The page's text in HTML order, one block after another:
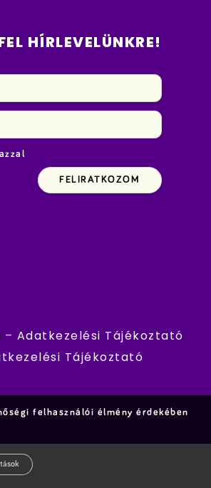
HÍRLEVELÜNKRE!
– Adatkezelési Tájékoztató
Tájékoztató
felhasználói élmény érdekében